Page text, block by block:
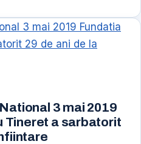
3 mai 2019
Tineret a sarbatorit